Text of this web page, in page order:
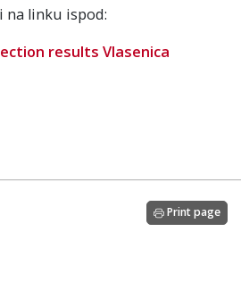
na linku ispod:
results Vlasenica
Print page